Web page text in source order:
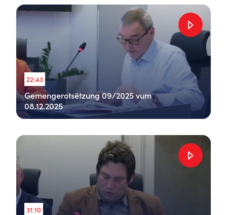
22:43
Gemengerotsëtzung 09/2025 vum
08.12.2025
31:10